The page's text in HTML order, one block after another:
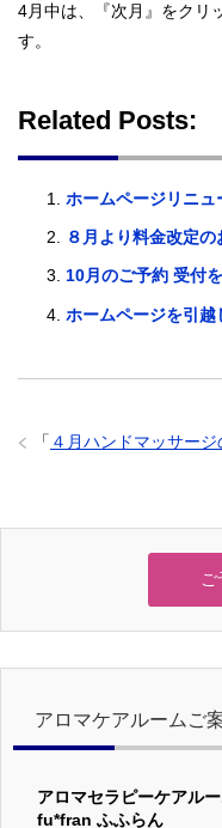
4月中は、『次月』をクリ
す。
Related Posts:
ホームページリニュ
８月より料金改定の
10月のご予約 受付
ホームページを引越
「 ４月ハンドマッサージ
ご
アロマケアルームご
アロマセラピーケアル
fu*fran ふふらん